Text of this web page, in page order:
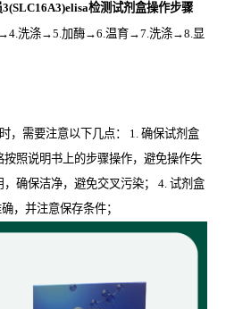
检测试剂盒操作步骤
洗涤→5.加酶→6.温育→7.洗涤→8.显
，需要注意以下几点： 1. 确保试剂盒
按照说明书上的步骤操作，避免操作失
确保洁净，避免交叉污染； 4. 试剂盒
，并注意保存条件；